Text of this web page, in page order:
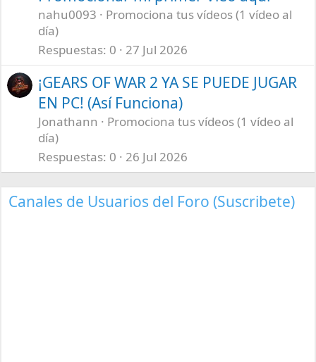
nahu0093
Promociona tus vídeos (1 vídeo al
día)
Respuestas 0 27 Jul 2026
¡GEARS OF WAR 2 YA SE PUEDE JUGAR
EN PC! (Así Funciona)
Jonathann
Promociona tus vídeos (1 vídeo al
día)
Respuestas 0 26 Jul 2026
Canales de Usuarios del Foro (Suscribete)